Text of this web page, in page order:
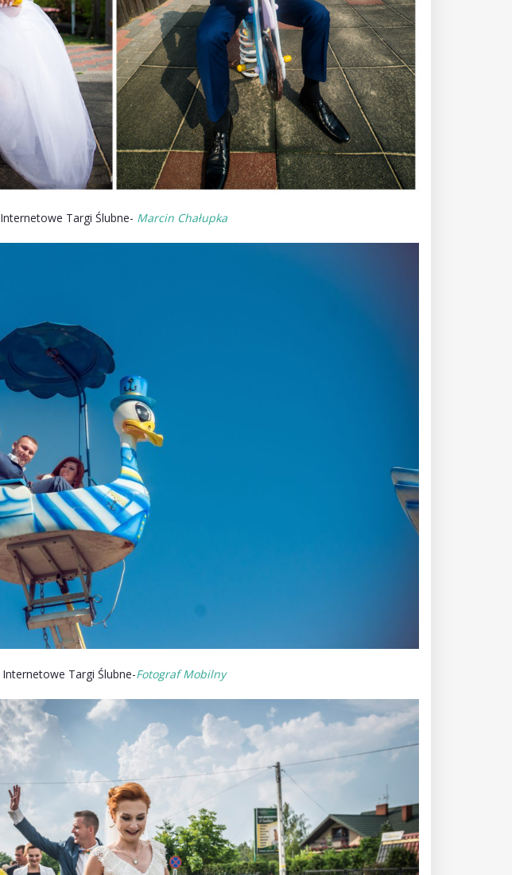
Internetowe Targi Ślubne- Marcin Chałupka
Internetowe Targi Ślubne-Fotograf Mobilny